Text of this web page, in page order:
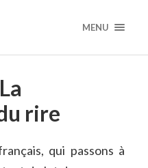
MENU
rire
qui passons à